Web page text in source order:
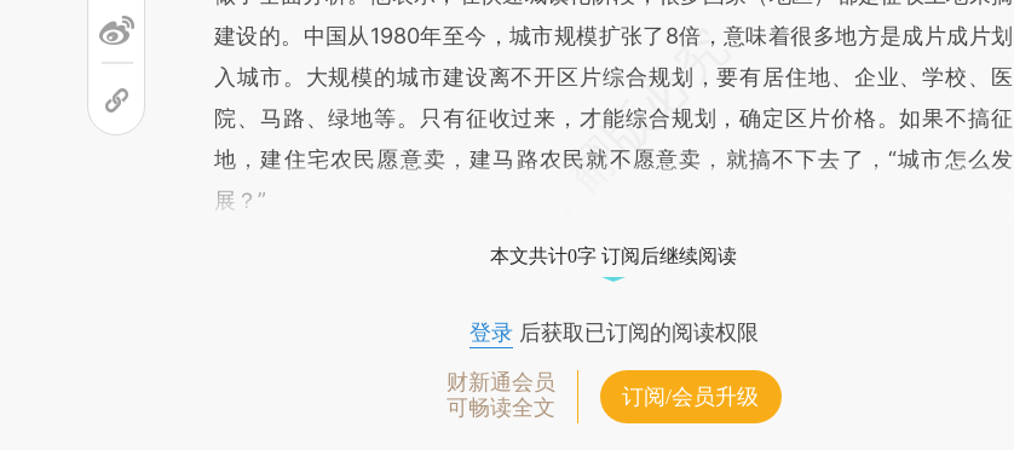
建设的。中国从1980年至今，城市规模扩张了8倍，意味着很多地方是成片成片划
入城市。大规模的城市建设离不开区片综合规划，要有居住地、企业、学校、医
院、马路、绿地等。只有征收过来，才能综合规划，确定区片价格。如果不搞征
地，建住宅农民愿意卖，建马路农民就不愿意卖，就搞不下去了，“城市怎么发
展？”
本文共计0字 订阅后继续阅读
登录后获取已订阅的阅读权限
财新通会员
可畅读全文
订阅/会员升级